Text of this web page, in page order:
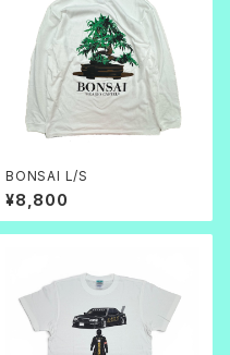
BONSAI L/S
¥8,800